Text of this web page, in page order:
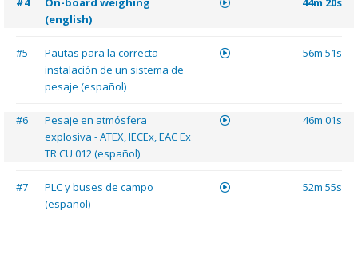
(english)
#5
Pautas para la correcta
instalación de un sistema de
pesaje (español)
56m 51s
#6
Pesaje en atmósfera
explosiva - ATEX, IECEx, EAC Ex
TR CU 012 (español)
46m 01s
#7
PLC y buses de campo
(español)
52m 55s